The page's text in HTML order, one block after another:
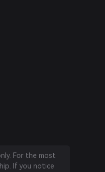
For the most
If you notice